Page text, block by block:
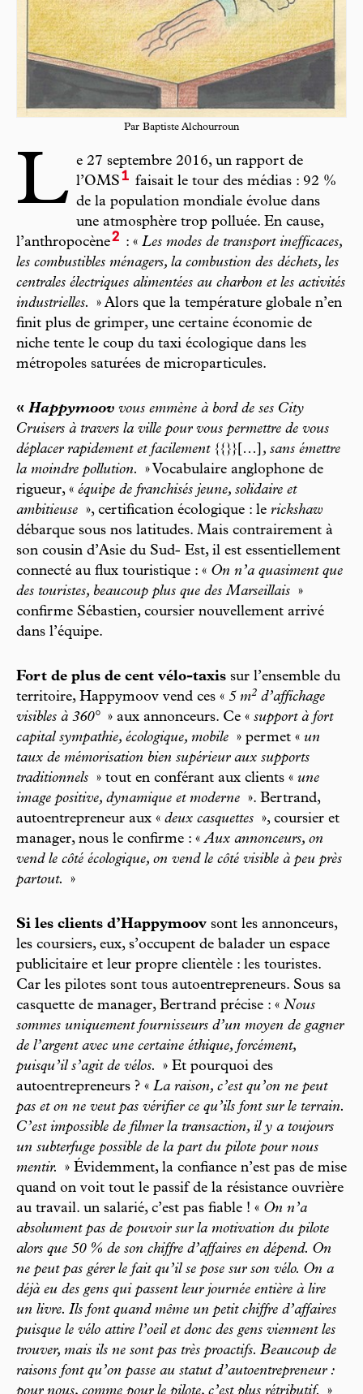
Par Baptiste Alchourroun
L
e 27 septembre 2016, un rapport de
l’OMS1 faisait le tour des médias : 92 %
de la population mondiale évolue dans
une atmosphère trop polluée. En cause,
l’anthropocène2 : « Les modes de transport inefficaces,
les combustibles ménagers, la combustion des déchets, les
centrales électriques alimentées au charbon et les activités
industrielles.
» Alors que la température globale n’en
finit plus de grimper, une certaine économie de
niche tente le coup du taxi écologique dans les
métropoles saturées de microparticules.
« Happymoov vous emmène à bord de ses City
Cruisers à travers la ville pour vous permettre de vous
déplacer rapidement et facilement {{}} […] , sans émettre
la moindre pollution.
» Vocabulaire anglophone de
rigueur, « équipe de franchisés jeune, solidaire et
ambitieuse », certification écologique : le rickshaw
débarque sous nos latitudes. Mais contrairement à
son cousin d’Asie du Sud- Est, il est essentiellement
connecté au flux touristique : « On n’a quasiment que
des touristes, beaucoup plus que des Marseillais »
confirme Sébastien, coursier nouvellement arrivé
dans l’équipe.
Fort de plus de cent vélo-taxis sur l’ensemble du
territoire, Happymoov vend ces « 5 m2 d’affichage
visibles à 360° » aux annonceurs. Ce « support à fort
capital sympathie, écologique, mobile » permet « un
taux de mémorisation bien supérieur aux supports
traditionnels » tout en conférant aux clients « une
image positive, dynamique et moderne ». Bertrand,
autoentrepreneur aux « deux casquettes », coursier et
manager, nous le confirme : «Aux annonceurs, on
vend le côté écologique, on vend le côté visible à peu près
partout.
»
Si les clients d’Happymoov sont les annonceurs,
les coursiers, eux, s’occupent de balader un espace
publicitaire et leur propre clientèle : les touristes.
Car les pilotes sont tous autoentrepreneurs. Sous sa
casquette de manager, Bertrand précise : « Nous
sommes uniquement fournisseurs d’un moyen de gagner
de l’argent avec une certaine éthique, forcément,
puisqu’il s’agit de vélos.
» Et pourquoi des
autoentrepreneurs ? « La raison, c’est qu’on ne peut
pas et on ne veut pas vérifier ce qu’ils font sur le terrain.
C’est impossible de filmer la transaction, il y a toujours
un subterfuge possible de la part du pilote pour nous
mentir.
» Évidemment, la confiance n’est pas de mise
quand on voit tout le passif de la résistance ouvrière
au travail. un salarié, c’est pas fiable ! « On n’a
absolument pas de pouvoir sur la motivation du pilote
alors que 50 % de son chiffre d’affaires en dépend. On
ne peut pas gérer le fait qu’il se pose sur son vélo. On a
déjà eu des gens qui passent leur journée entière à lire
un livre. Ils font quand même un petit chiffre d’affaires
puisque le vélo attire l’oeil et donc des gens viennent les
trouver, mais ils ne sont pas très proactifs. Beaucoup de
raisons font qu’on passe au statut d’autoentrepreneur :